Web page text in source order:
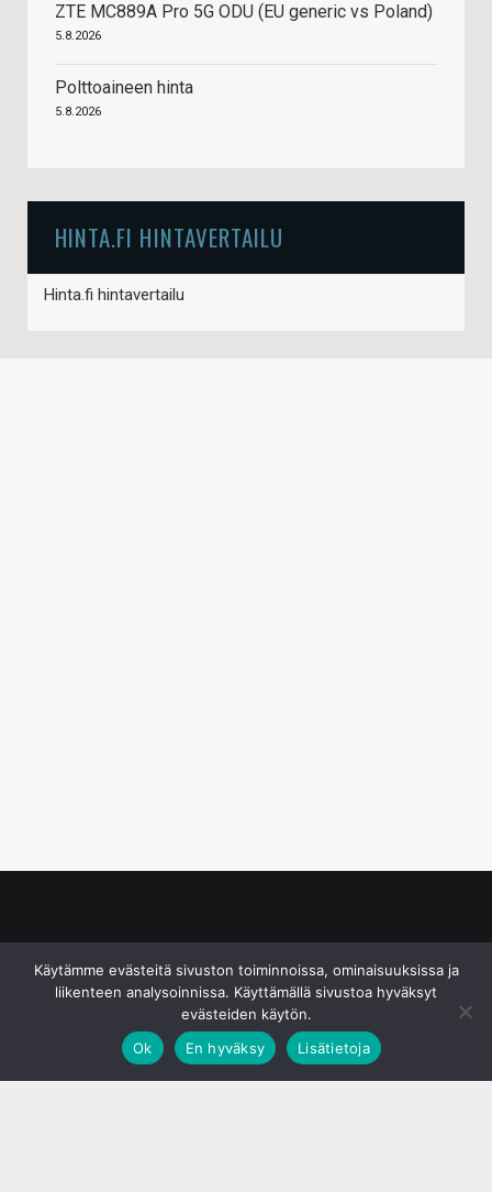
ZTE MC889A Pro 5G ODU (EU generic vs Poland)
5.8.2026
Polttoaineen hinta
5.8.2026
HINTA.FI HINTAVERTAILU
Hinta.fi hintavertailu
Käytämme evästeitä sivuston toiminnoissa, ominaisuuksissa ja
liikenteen analysoinnissa. Käyttämällä sivustoa hyväksyt
evästeiden käytön.
Ok
En hyväksy Lisätietoja